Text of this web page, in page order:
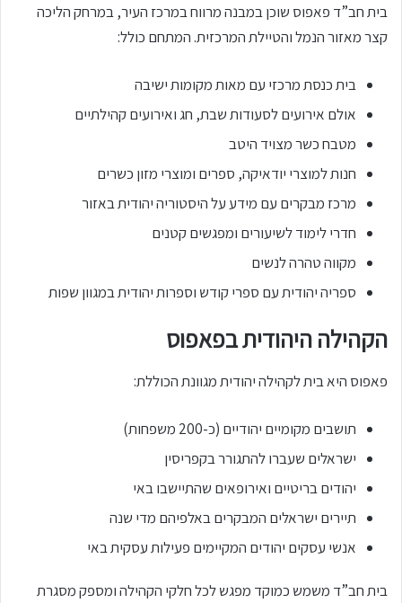
בית חב”ד פאפוס שוכן במבנה מרווח במרכז העיר, במרחק הליכה
קצר מאזור הנמל והטיילת המרכזית. המתחם כולל:
בית כנסת מרכזי עם מאות מקומות ישיבה
אולם אירועים לסעודות שבת, חג ואירועים קהילתיים
מטבח כשר מצויד היטב
חנות למוצרי יודאיקה, ספרים ומוצרי מזון כשרים
מרכז מבקרים עם מידע על היסטוריה יהודית באזור
חדרי לימוד לשיעורים ומפגשים קטנים
מקווה טהרה לנשים
ספריה יהודית עם ספרי קודש וספרות יהודית במגוון שפות
הקהילה היהודית בפאפוס
פאפוס היא בית לקהילה יהודית מגוונת הכוללת:
תושבים מקומיים יהודיים (כ-200 משפחות)
ישראלים שעברו להתגורר בקפריסין
יהודים בריטיים ואירופאים שהתיישבו באי
תיירים ישראלים המבקרים באלפיהם מדי שנה
אנשי עסקים יהודים המקיימים פעילות עסקית באי
בית חב”ד משמש כמוקד מפגש לכל חלקי הקהילה ומספק מסגרת